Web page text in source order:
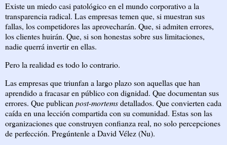
Existe un miedo casi patológico en el mundo corporativo a la
transparencia radical. Las empresas temen que, si muestran sus
fallas, los competidores las aprovecharán. Que, si admiten errores,
los clientes huirán. Que, si son honestas sobre sus limitaciones,
nadie querrá invertir en ellas.
Pero la realidad es todo lo contrario.
Las empresas que triunfan a largo plazo son aquellas que han
aprendido a fracasar en público con dignidad. Que documentan sus
errores. Que publican post-mortemsdetallados. Que convierten cada
caída en una lección compartida con su comunidad. Estas son las
organizaciones que construyen confianza real, no solo percepciones
de perfección. Pregúntenle a David Vélez (Nu).